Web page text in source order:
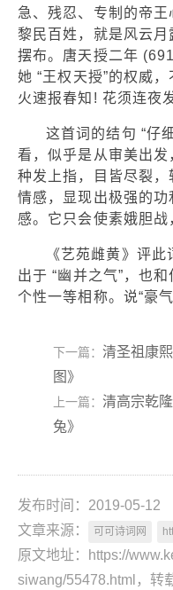
急、残忍、专制的帝
黎民百姓，就是风云月
摆布。唐天授二年
她 “王权天授”的权威
火速报春知! 花须连夜
这首词的结句 “仔
看，似乎是从审美出
种发上指，目皆尽裂
情感，显现出极强的
感。它只会使素娥胆战
《艺苑雌黄》评此
出于 “幽并之气”，也
个性一等相称。说“豪
下一篇： 清圣祖康
图》
上一篇： 清高宗乾
兔》
发布时间：2019-05-12
文章来源：
可可诗词网
原文地址：https://
siwang/55478.html，转